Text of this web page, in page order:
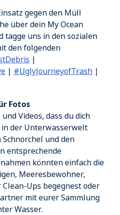
gegen den Müll
über dein My Ocean
tagge uns in den sozialen
den folgenden
|
| #UglyJourneyofTrash |
Fotos
Videos, dass du dich
der Unterwasserwelt
und den
entsprechende
könnten einfach die
Meeresbewohner,
Ups begegnest oder
mit eurer Sammlung
Wasser.